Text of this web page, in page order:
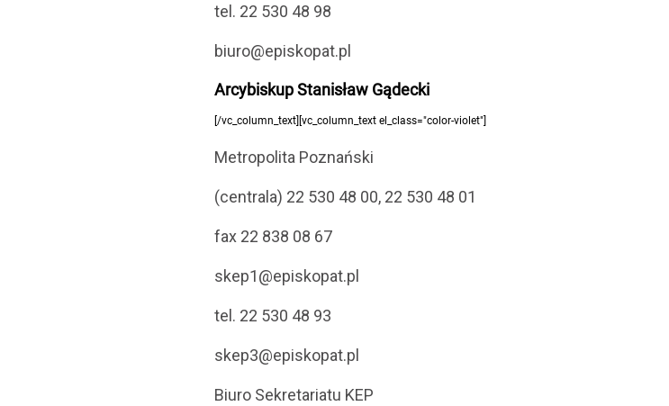
tel. 22 530 48 98
biuro@episkopat.pl
Arcybiskup Stanisław Gądecki
[/vc_column_text][vc_column_text el_class="color-violet"]
Metropolita Poznański
(centrala) 22 530 48 00, 22 530 48 01
fax 22 838 08 67
skep1@episkopat.pl
tel. 22 530 48 93
skep3@episkopat.pl
Biuro Sekretariatu KEP